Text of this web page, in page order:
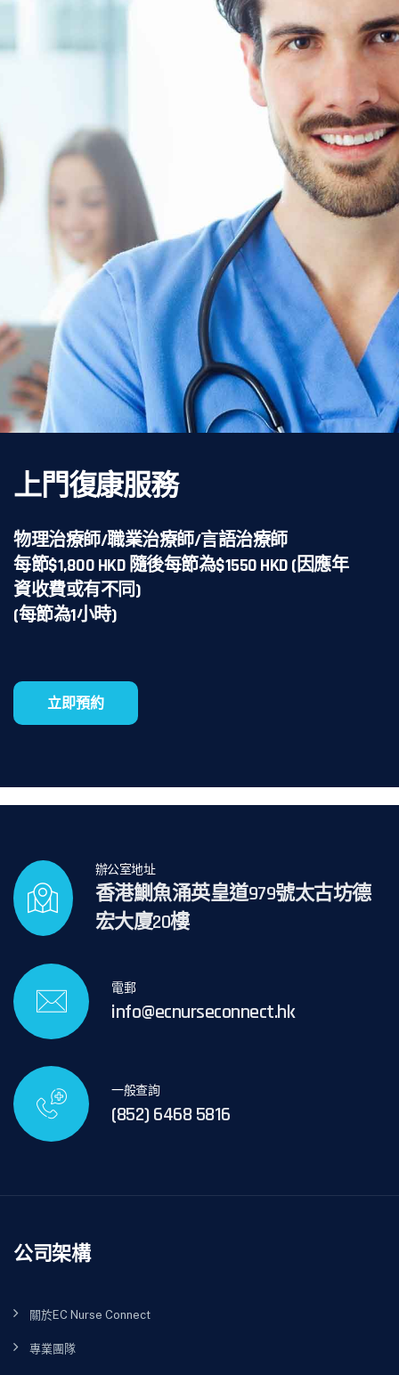
上門復康服務
物理治療師/職業治療師/言語治療師
每節$1,800 HKD 隨後每節為$1550 HKD (因應年
資收費或有不同)
(每節為1小時)
立即預約
辦公室地址
香港鰂魚涌英皇道979號太古坊德
宏大廈20樓
電郵
info@ecnurseconnect.hk
一般查詢
(852) 6468 5816
公司架構
關於EC Nurse Connect
專業團隊